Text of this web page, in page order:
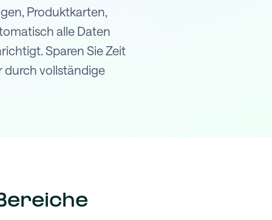
Produktkarten,
alle Daten
Sparen Sie Zeit
durch vollständige